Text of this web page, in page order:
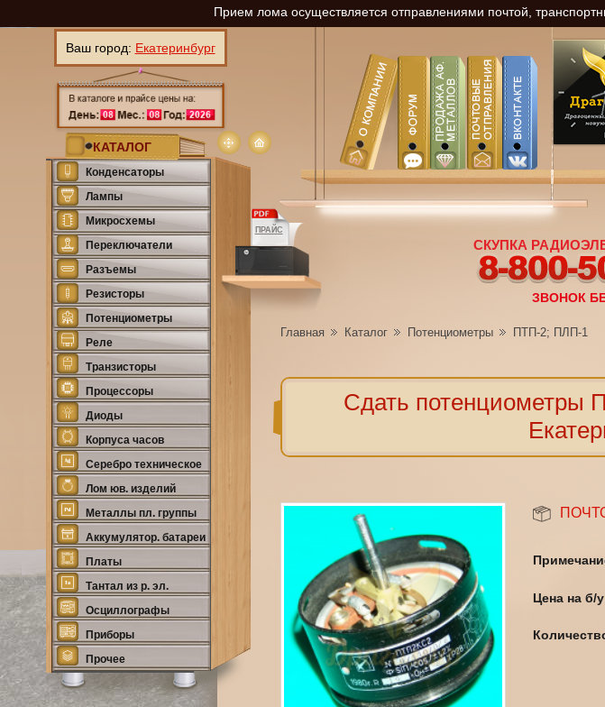
Прием лома осуществляется отправлениями почтой,
Ваш город: Екатеринбург
КАТАЛОГ
Конденсаторы
Лампы
Микросхемы
Переключатели
Разъемы
Резисторы
Потенциометры
Реле
Транзисторы
Процессоры
Диоды
Корпуса часов
Серебро техническое
Лом юв. изделий
Металлы пл. группы
Аккумулятор. батареи
Платы
Тантал из р. эл.
Осциллографы
Приборы
Прочее
СКУПКА
8-800-
ЗВОНОК
ПРАЙС
Главная Каталог Потенциометры ПТП-2; ПЛП-1
Сдать потенциометры
Цена на б/